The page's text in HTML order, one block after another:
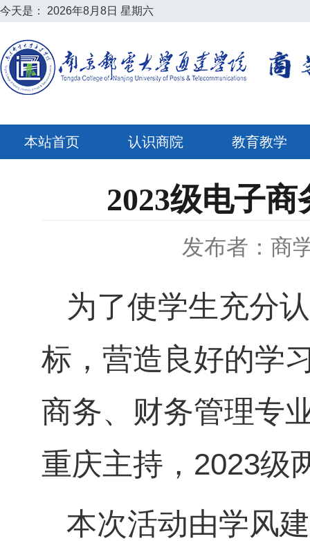
今天是： 2026年8月8日 星期六
本站首页 认识商院 教育教学
2023级电子
发布者：商
为了使学生充分
标，营造良好的学
商务、财务管理专
重庆主持，2023级
本次活动由学风